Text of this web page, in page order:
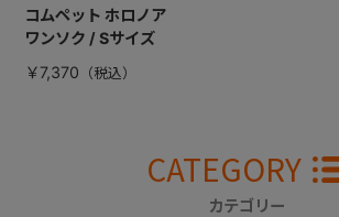
コムペット ホロノア
ワンソク / Sサイズ
￥7,370
CATEGORY
カテゴリー